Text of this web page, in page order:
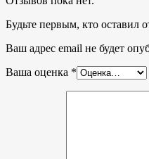
Будьте первым, кто оставил
Ваш адрес email не будет
Ваша оценка *